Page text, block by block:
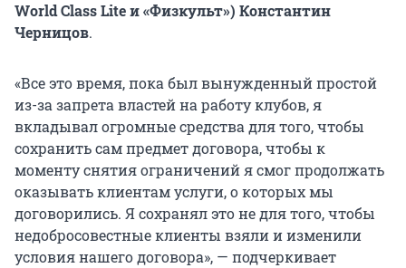
World Class Lite и «Физкульт») Константин
Черницов.
«Все это время, пока был вынужденный простой
из-за запрета властей на работу клубов, я
вкладывал огромные средства для того, чтобы
сохранить сам предмет договора, чтобы к
моменту снятия ограничений я смог продолжать
оказывать клиентам услуги, о которых мы
договорились. Я сохранял это не для того, чтобы
недобросовестные клиенты взяли и изменили
условия нашего договора», — подчеркивает